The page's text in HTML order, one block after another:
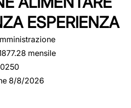
ESPERIENZA
mensile
8/8/2026